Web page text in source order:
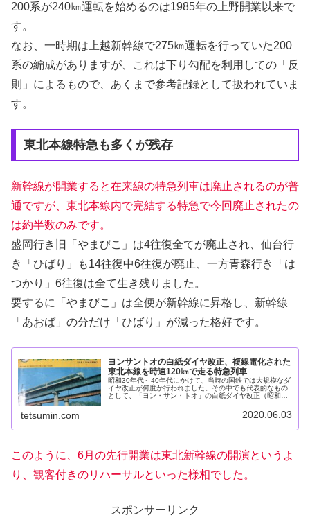
200系が240㎞運転を始めるのは1985年の上野開業以来で
す。
なお、一時期は上越新幹線で275㎞運転を行っていた200
系の編成がありますが、これは下り勾配を利用しての「反
則」によるもので、あくまで参考記録として扱われていま
す。
東北本線特急も多くが残存
新幹線が開業すると在来線の特急列車は廃止されるのが普
通ですが、東北本線内で完結する特急で今回廃止されたの
は約半数のみです。
盛岡行き旧「やまびこ」は4往復全てが廃止され、仙台行
き「ひばり」も14往復中6往復が廃止、一方青森行き「は
つかり」6往復は全て生き残りました。
要するに「やまびこ」は全便が新幹線に昇格し、新幹線
「あおば」の分だけ「ひばり」が減った格好です。
ヨンサントオの白紙ダイヤ改正、複線電化された
東北本線を時速120㎞で走る特急列車
昭和30年代～40年代にかけて、当時の国鉄では大規模なダ
イヤ改正が何度か行われました。その中でも代表的なもの
として、「ヨン・サン・トオ」の白紙ダイヤ改正（昭和43
tetsumin.com 2020.06.03
このように、6月の先行開業は東北新幹線の開演というよ
り、観客付きのリハーサルといった様相でした。
スポンサーリンク